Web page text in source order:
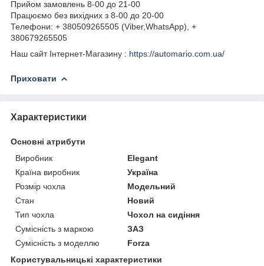
Прийом замовлень 8-00 до 21-00
Працюємо без вихідних з 8-00 до 20-00
Телефони: + 380509265505 (Viber,WhatsApp), +
380679265505
Наш сайт Інтернет-Магазину : https://automario.com.ua/
Приховати
Характеристики
Основні атрибути
Виробник
Elegant
Країна виробник
Україна
Розмір чохла
Модельний
Стан
Новий
Тип чохла
Чохол на сидіння
Сумісність з маркою
ЗАЗ
Сумісність з моделлю
Forza
Користувальницькі характеристики